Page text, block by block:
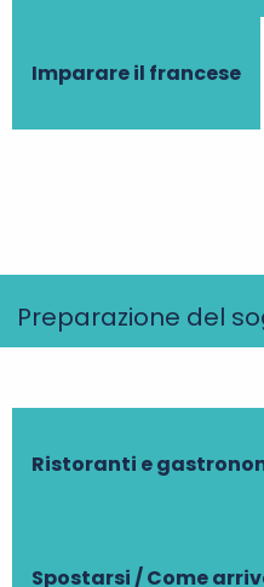
Imparare il francese
Preparazione del
Ristoranti e
Spostarsi / Come
speciali e le idee per
tua casella di
consiglio?
al nostro assistente
per aiutarvi.